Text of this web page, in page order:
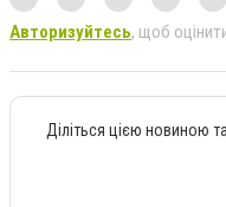
Авторизуйтесь, щоб
Діліться цією новиною